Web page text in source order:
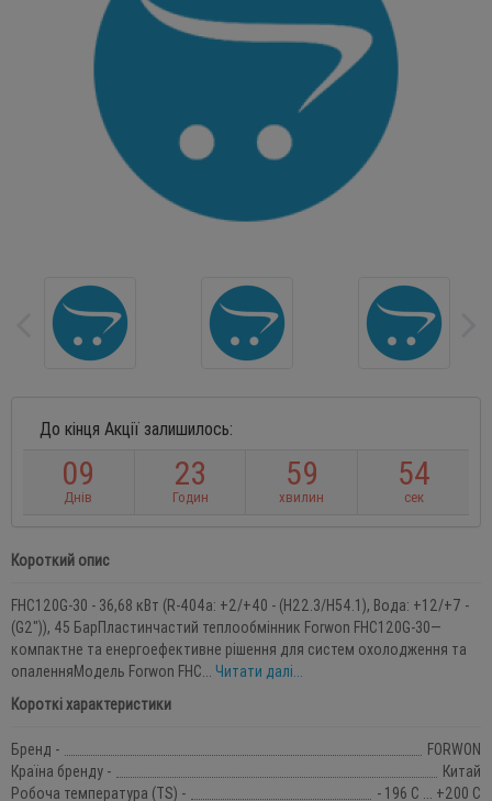
До кінця Акції залишилось:
09
Днів
23
Годин
59
хвилин
53
сек
Короткий опис
FHC120G-30 - 36,68 кВт (R-404a: +2/+40 - (H22.3/H54.1), Вода: +12/+7 -
(G2")), 45 БарПластинчастий теплообмінник Forwon FHC120G-30—
компактне та енергоефективне рішення для систем охолодження та
опаленняМодель Forwon FHC... Читати далі...
Короткі характеристики
Бренд -
FORWON
Країна бренду -
Китай
Робоча температура (TS) -
- 196 С ... +200 С